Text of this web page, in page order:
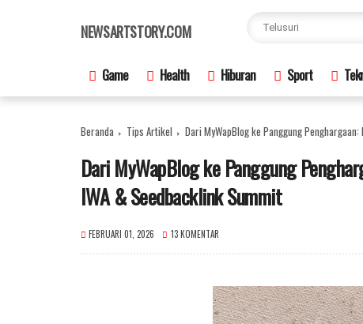
NEWSARTSTORY.COM
Game Health Hiburan Sport
Beranda Tips Artikel Dari MyWapBlog ke Panggung
Dari MyWapBlog ke Panggung
IWA & Seedbacklink Summit
FEBRUARI 01, 2026 13 KOMENTAR